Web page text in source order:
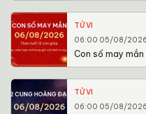
TỬ VI
06:00 05/08/2026
Con số may
TỬ VI
06:00 05/08/2026